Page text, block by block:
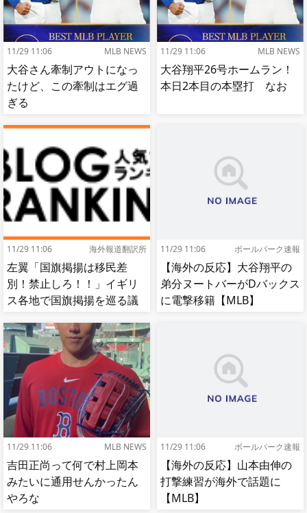
11/29 11:06 MLB NEWS
大谷さん牽制アウトになっ
たけど、この牽制はエグ過
ぎる
11/29 11:06 MLB NEWS
大谷翔平26号ホームラン！
本日2本目の本塁打 なお
11/29 11:06 海外報道翻訳所
左翼「国旗掲揚は移民差
別！禁止しろ！！」イギリ
ス各地で国旗掲揚を巡る議
の反応]
11/29 11:06 ボールパーク速報
【海外の反応】大谷翔平の
弟分ヌートバーがDバックス
に電撃移籍【MLB】
11/29 11:06 MLB NEWS
吉田正尚って何で村上岡本
みたいに通用せんかったん
やろな
11/29 11:06 ボールパーク速報
【海外の反応】山本由伸の
打撃練習が海外で話題に
【MLB】